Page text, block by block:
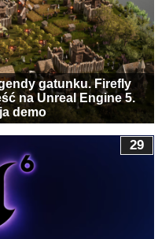
gatunku. Firefly
na Unreal Engine 5.
demo
29